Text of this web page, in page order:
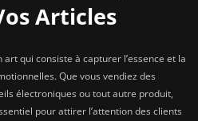
Articles
qui consiste à capturer l’essence et la
Que vous vendiez des
électroniques ou tout autre produit,
pour attirer l’attention des clients